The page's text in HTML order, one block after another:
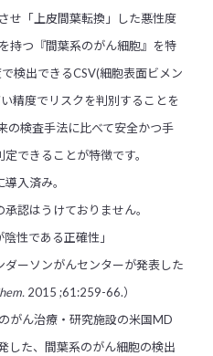
せ「上皮間葉転換」した悪性度
持つ『間葉系のがん細胞』を特
検出できるCSV(細胞表面ビメン
精度でリスクを判別することを
の検査手法に比べて安全かつ手
できることが特徴です。
入済み。
認はうけておりません。
性である正確性」
ーソンがんセンターが発表した
2015 ;61:259-66.）
がん治療・研究施設の米国MD
した、間葉系のがん細胞の検出